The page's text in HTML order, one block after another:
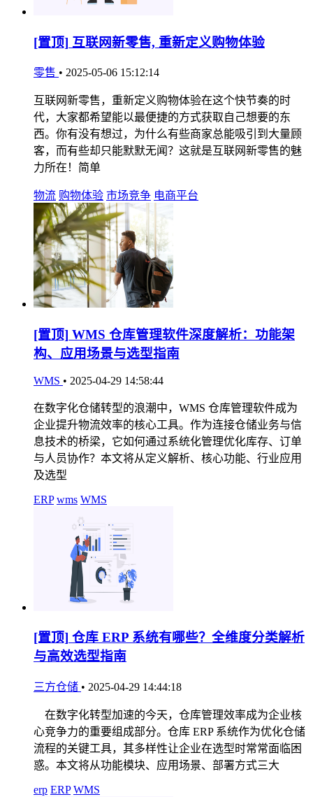
[置顶] 互联网新零售, 重新定义购物体验
零售 • 2025-05-06 15:12:14
互联网新零售，重新定义购物体验在这个快节奏的时
代，大家都希望能以最便捷的方式获取自己想要的东
西。你有没有想过，为什么有些商家总能吸引到大量顾
客，而有些却只能默默无闻？这就是互联网新零售的魅
力所在！简单
物流 购物体验 市场竞争 电商平台
[置顶] WMS 仓库管理软件深度解析：功能架
构、应用场景与选型指南
WMS • 2025-04-29 14:58:44
在数字化仓储转型的浪潮中，WMS 仓库管理软件成为
企业提升物流效率的核心工具。作为连接仓储业务与信
息技术的桥梁，它如何通过系统化管理优化库存、订单
与人员协作？本文将从定义解析、核心功能、行业应用
及选型
ERP wms WMS
[置顶] 仓库 ERP 系统有哪些？全维度分类解析
与高效选型指南
三方仓储 • 2025-04-29 14:44:18
在数字化转型加速的今天，仓库管理效率成为企业核
心竞争力的重要组成部分。仓库 ERP 系统作为优化仓储
流程的关键工具，其多样性让企业在选型时常常面临困
惑。本文将从功能模块、应用场景、部署方式三大
erp ERP WMS